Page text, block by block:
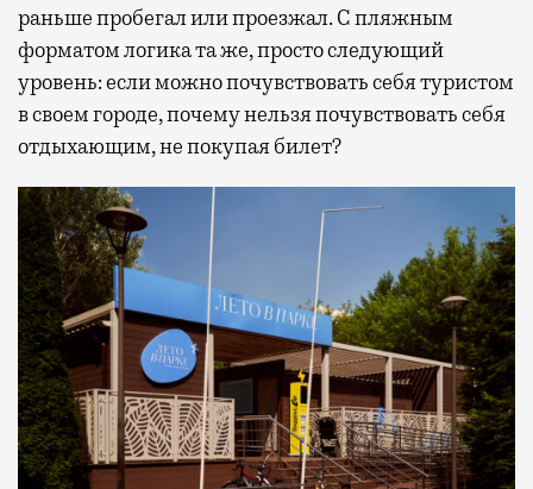
раньше пробегал или проезжал. С пляжным
форматом логика та же, просто следующий
уровень: если можно почувствовать себя туристом
в своем городе, почему нельзя почувствовать себя
отдыхающим, не покупая билет?